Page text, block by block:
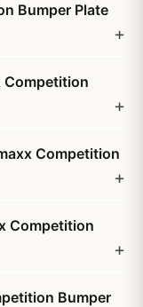
Bumper Plate
Competition
Competition
Competition
Bumper